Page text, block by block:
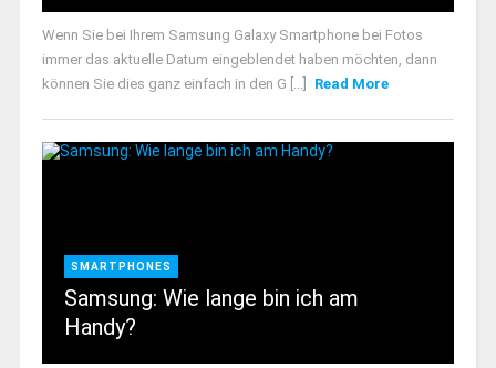
Wenn Sie bei Ihrem Samsung Galaxy Smartphone bei Fotos
immer das aktuelle Datum eingeblendet haben möchten, dann
können Sie dies ganz einfach in den G [...]
Read More
SMARTPHONES
Samsung: Wie lange bin ich am
Handy?